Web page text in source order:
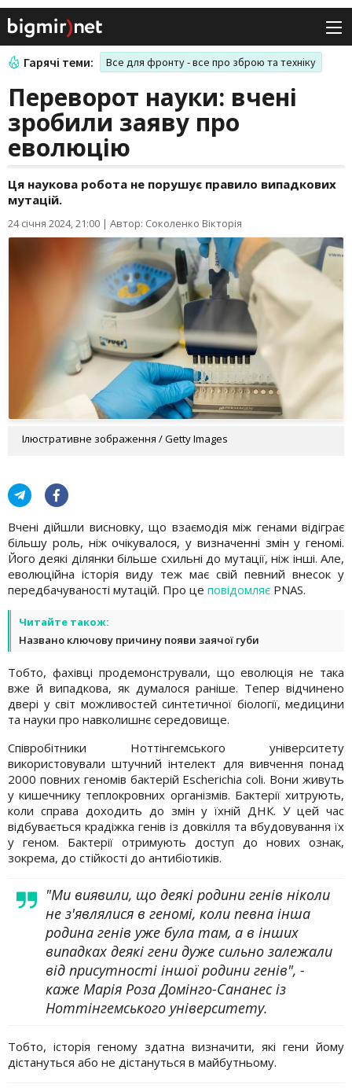
Гарячі теми: Все для фронту - все про зброю та техніку
Переворот науки: вчені
зробили заяву про
еволюцію
Ця наукова робота не порушує правило випадкових
мутацій.
24 січня 2024, 21:00 | Автор: Соколенко Вікторія
Ілюстративне зображення / Getty Images
Вчені дійшли висновку, що взаємодія між генами відіграє
більшу роль, ніж очікувалося, у визначенні змін у геномі.
Його деякі ділянки більше схильні до мутації, ніж інші. Але,
еволюційна історія виду теж має свій певний внесок у
передбачуваності мутацій. Про це повідомляє PNAS.
Читайте також:
Названо ключову причину появи заячої губи
Тобто, фахівці продемонстрували, що еволюція не така
вже й випадкова, як думалося раніше. Тепер відчинено
двері у світ можливостей синтетичної біології, медицини
та науки про навколишнє середовище.
Співробітники Ноттінгемського університету
використовували штучний інтелект для вивчення понад
2000 повних геномів бактерій Escherichia coli. Вони живуть
у кишечнику теплокровних організмів. Бактерії хитрують,
коли справа доходить до змін у їхній ДНК. У цей час
відбувається крадіжка генів із довкілля та вбудовування їх
у геном. Бактерії отримують доступ до нових ознак,
зокрема, до стійкості до антибіотиків.
"Ми виявили, що деякі родини генів ніколи
не з'являлися в геномі, коли певна інша
родина генів уже була там, а в інших
випадках деякі гени дуже сильно залежали
від присутності іншої родини генів", -
каже Марія Роза Домінго-Сананес із
Ноттінгемського університету.
Тобто, історія геному здатна визначити, які гени йому
дістануться або не дістануться в майбутньому.